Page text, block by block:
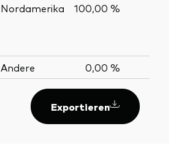
Nordamerika 100,00 %
Andere 0,00 %
Exportieren